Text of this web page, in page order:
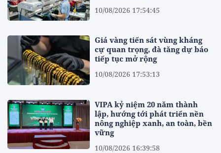
10/08/2026 17:54:45
Giá vàng tiến sát vùng kháng
cự quan trọng, đà tăng dự báo
tiếp tục mở rộng
10/08/2026 17:53:13
VIPA kỷ niệm 20 năm thành
lập, hướng tới phát triển nền
nông nghiệp xanh, an toàn, bền
vững
10/08/2026 16:39:58